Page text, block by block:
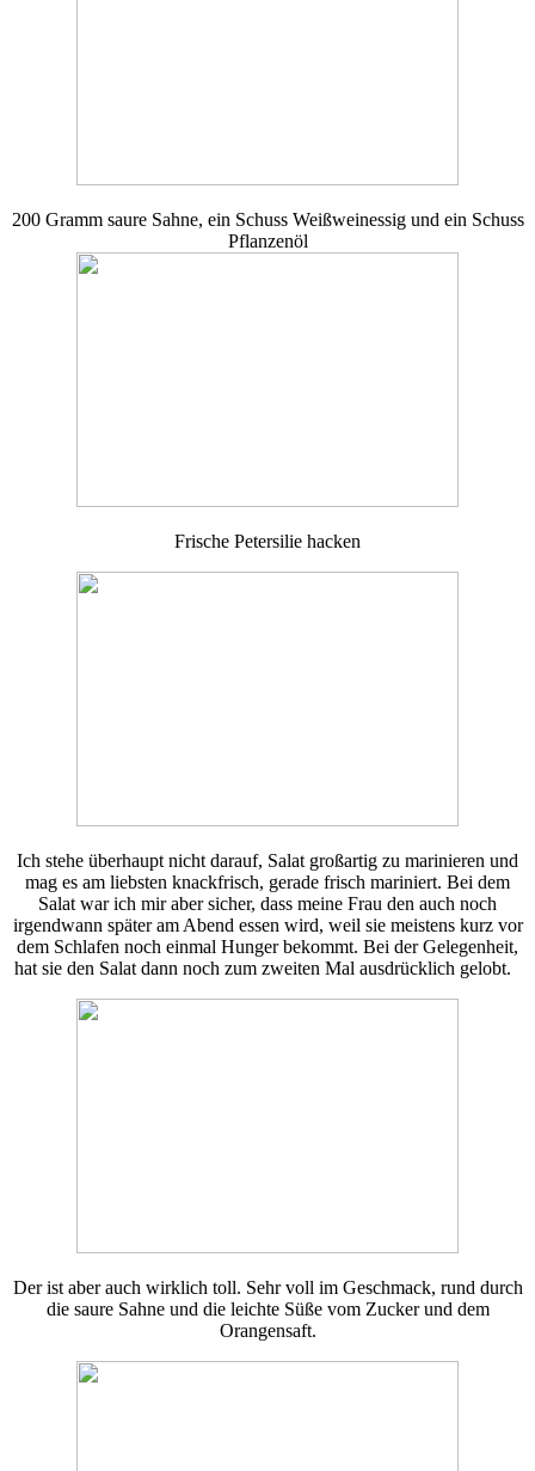
200 Gramm saure Sahne, ein Schuss Weißweinessig und ein Schuss
Pflanzenöl
Frische Petersilie hacken
Ich stehe überhaupt nicht darauf, Salat großartig zu marinieren und
mag es am liebsten knackfrisch, gerade frisch mariniert. Bei dem
Salat war ich mir aber sicher, dass meine Frau den auch noch
irgendwann später am Abend essen wird, weil sie meistens kurz vor
dem Schlafen noch einmal Hunger bekommt. Bei der Gelegenheit,
hat sie den Salat dann noch zum zweiten Mal ausdrücklich gelobt.
Der ist aber auch wirklich toll. Sehr voll im Geschmack, rund durch
die saure Sahne und die leichte Süße vom Zucker und dem
Orangensaft.